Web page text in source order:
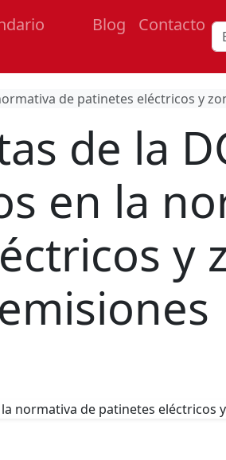
Blog Contacto
de patinetes eléctricos y
de la
en la
y